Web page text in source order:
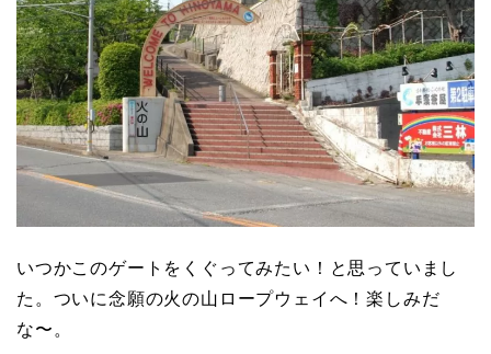
いつかこのゲートをくぐってみたい！と思っていまし
た。ついに念願の火の山ロープウェイへ！楽しみだ
な〜。